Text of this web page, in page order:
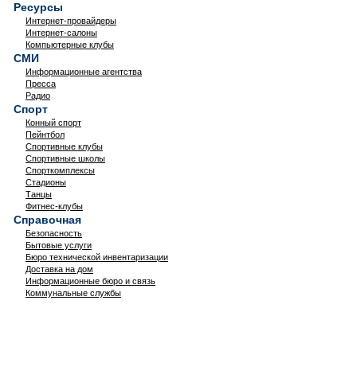
Ресурсы
Интернет-провайдеры
Интернет-салоны
Компьютерные клубы
СМИ
Информационные агентства
Пресса
Радио
Спорт
Конный спорт
Пейнтбол
Спортивные клубы
Спортивные школы
Спорткомплексы
Стадионы
Танцы
Фитнес-клубы
Справочная
Безопасность
Бытовые услуги
Бюро технической инвентаризации
Доставка на дом
Информационные бюро и связь
Коммунальные службы